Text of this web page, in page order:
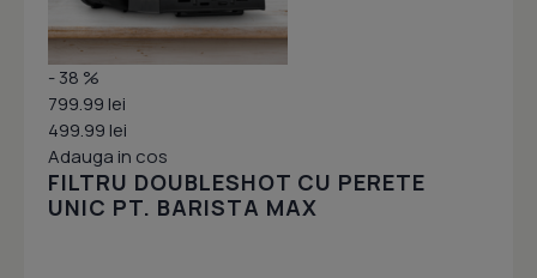
- 38 %
799.99 lei
499.99 lei
Adauga in cos
FILTRU DOUBLESHOT CU PERETE
UNIC PT. BARISTA MAX